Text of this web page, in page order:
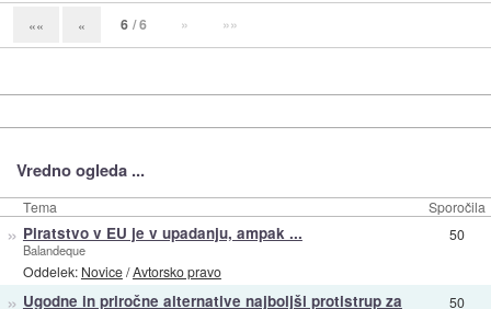
«« « 6 / 6 » »»
Vredno ogleda ...
Tema Sporočila
» Piratstvo v EU je v upadanju, ampak ...
Balandeque
Oddelek: Novice/Avtorsko pravo
50
» Ugodne in priročne alternative najboljši protistrup za 50